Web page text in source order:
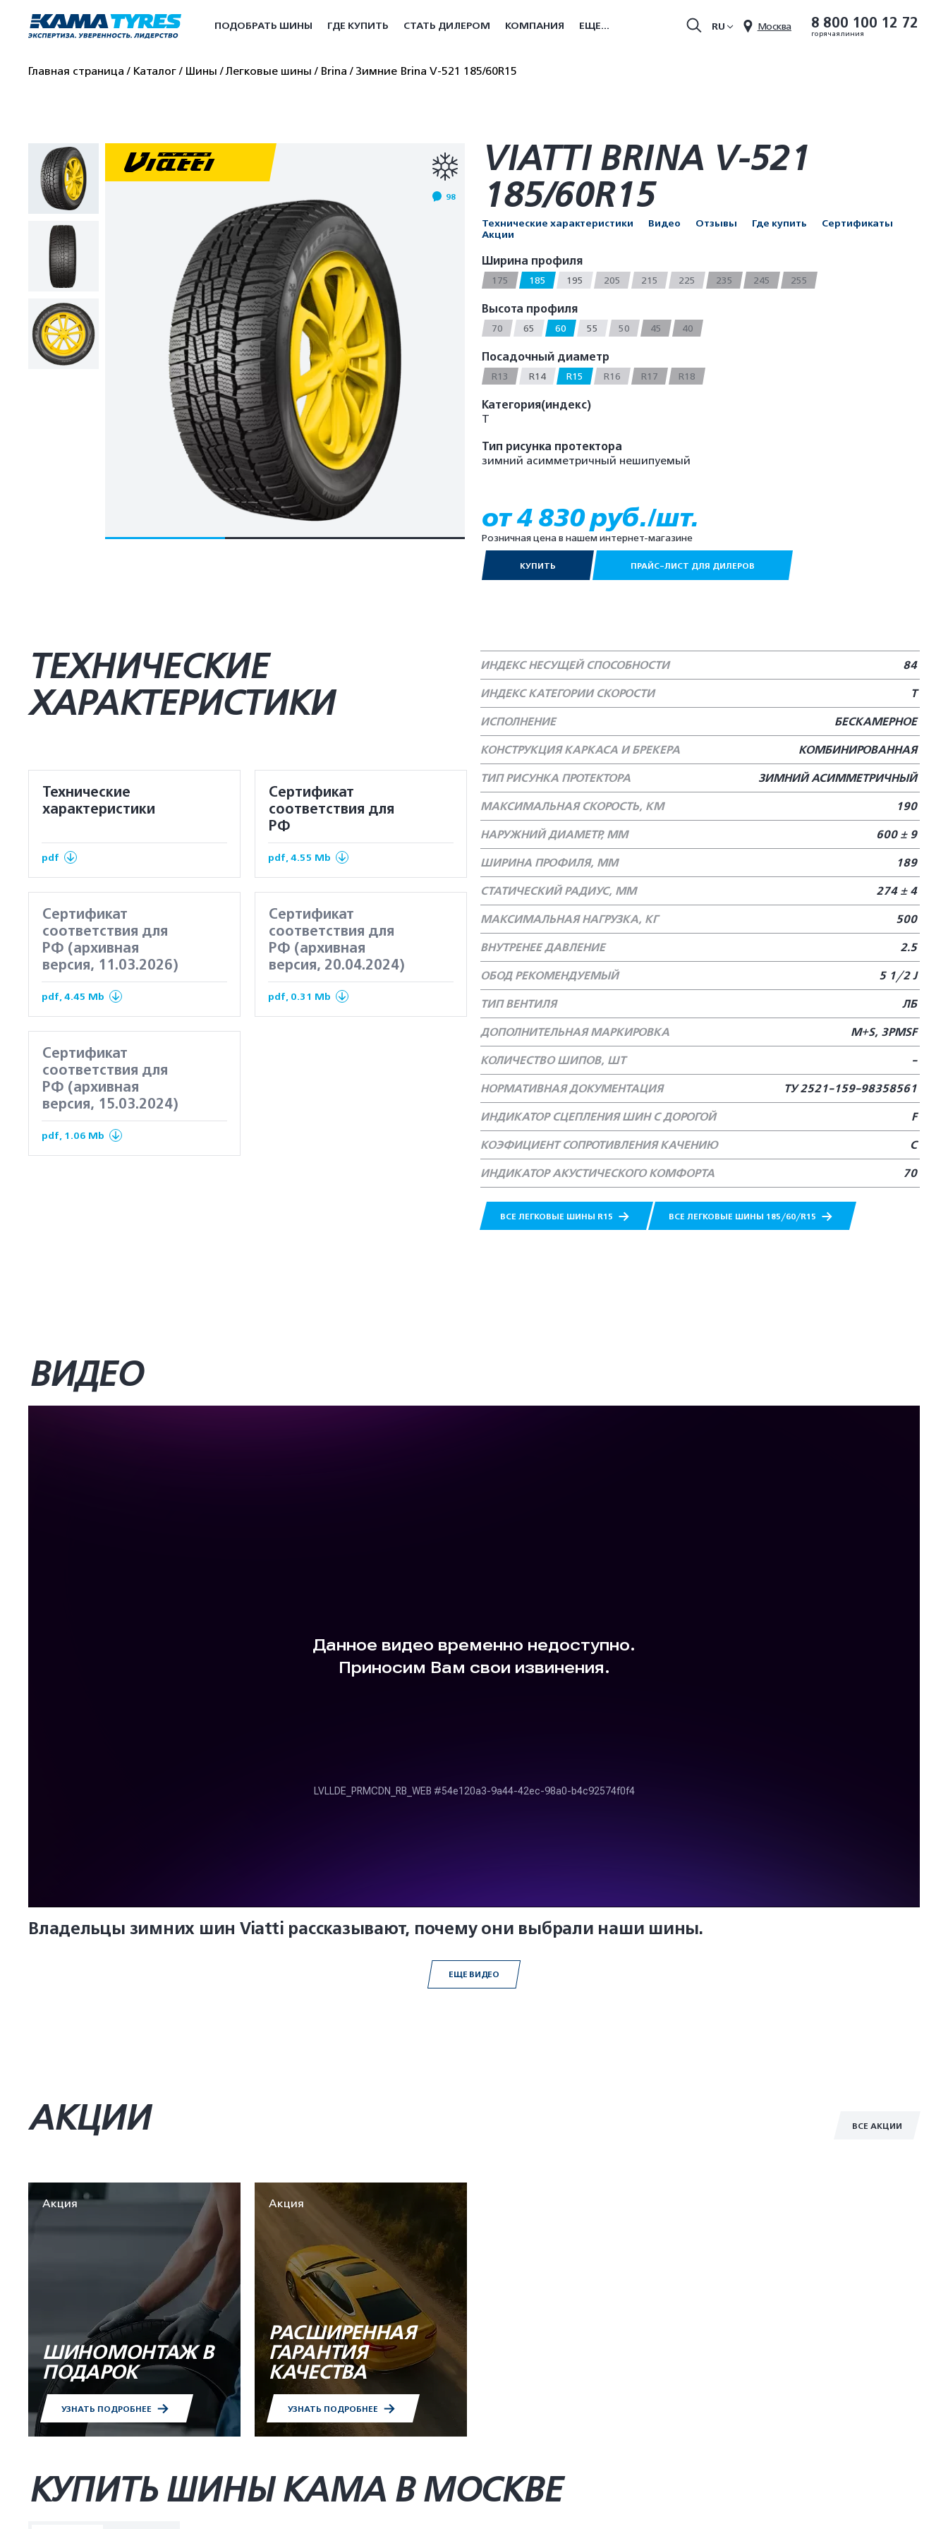
8 800 100 12 72
горячая линия
Москва
RU
ПОДОБРАТЬ ШИНЫ ГДЕ КУПИТЬ СТАТЬ ДИЛЕРОМ КОМПАНИЯ ЕЩЕ...
Главная страница Каталог Шины Легковые шины Brina Зимние Brina V-521 185/60R15
98
VIATTI BRINA V-521
185/60R15
Технические характеристики Видео Отзывы Где купить
Сертификаты
Акции
Ширина профиля
175 185 195 205 215 225 235 245 255
Высота профиля
70 65 60 55 50 45 40
Посадочный диаметр
R13 R14 R15 R16 R17 R18
Категория(индекс)
T
Тип рисунка протектора
зимний асимметричный нешипуемый
от 4 830 руб./шт.
Розничная цена в нашем интернет-магазине
КУПИТЬ ПРАЙС-ЛИСТ ДЛЯ ДИЛЕРОВ
ТЕХНИЧЕСКИЕ
ХАРАКТЕРИСТИКИ
Технические
характеристики
pdf
Сертификат
соответствия для
РФ
pdf, 4.55 Mb
Сертификат
соответствия для
РФ (архивная
версия, 11.03.2026)
pdf, 4.45 Mb
Сертификат
соответствия для
РФ (архивная
версия, 20.04.2024)
pdf, 0.31 Mb
Сертификат
соответствия для
РФ (архивная
версия, 15.03.2024)
pdf, 1.06 Mb
ИНДЕКС НЕСУЩЕЙ СПОСОБНОСТИ
84
ИНДЕКС КАТЕГОРИИ СКОРОСТИ
T
ИСПОЛНЕНИЕ
БЕСКАМЕРНОЕ
КОНСТРУКЦИЯ КАРКАСА И БРЕКЕРА
КОМБИНИРОВАННАЯ
ТИП РИСУНКА ПРОТЕКТОРА
ЗИМНИЙ АСИММЕТРИЧНЫЙ
МАКСИМАЛЬНАЯ СКОРОСТЬ, КМ
190
НАРУЖНИЙ ДИАМЕТР, ММ
600 ± 9
ШИРИНА ПРОФИЛЯ, ММ
189
СТАТИЧЕСКИЙ РАДИУС, ММ
274 ± 4
МАКСИМАЛЬНАЯ НАГРУЗКА, КГ
500
ВНУТРЕНЕЕ ДАВЛЕНИЕ
2.5
ОБОД РЕКОМЕНДУЕМЫЙ
5 1/2 J
ТИП ВЕНТИЛЯ
ЛБ
ДОПОЛНИТЕЛЬНАЯ МАРКИРОВКА
M+S, 3PMSF
КОЛИЧЕСТВО ШИПОВ, ШТ
-
НОРМАТИВНАЯ ДОКУМЕНТАЦИЯ
ТУ 2521-159-98358561
ИНДИКАТОР СЦЕПЛЕНИЯ ШИН С ДОРОГОЙ
F
КОЭФИЦИЕНТ СОПРОТИВЛЕНИЯ КАЧЕНИЮ
C
ИНДИКАТОР АКУСТИЧЕСКОГО КОМФОРТА
70
ВСЕ ЛЕГКОВЫЕ ШИНЫ R15 ВСЕ ЛЕГКОВЫЕ ШИНЫ 185/60/R15
ВИДЕО
Владельцы зимних шин Viatti рассказывают, почему они выбрали наши шины.
ЕЩЕ ВИДЕО
ВСЕ АКЦИИ
АКЦИИ
Акция
ШИНОМОНТАЖ В
ПОДАРОК
УЗНАТЬ ПОДРОБНЕЕ
Акция
РАСШИРЕННАЯ
ГАРАНТИЯ
КАЧЕСТВА
УЗНАТЬ ПОДРОБНЕЕ
КУПИТЬ ШИНЫ KAMA В МОСКВЕ